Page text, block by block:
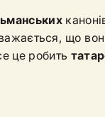
що
це робить